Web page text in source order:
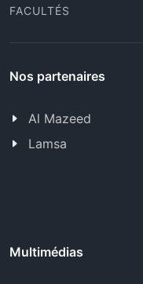
FACULTÉS
Nos partenaires
Al Mazeed
Lamsa
Multimédias